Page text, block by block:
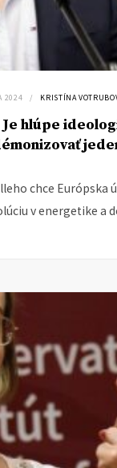
2024 KRISTÍNA
hlúpe
chce Európska
v energetike a